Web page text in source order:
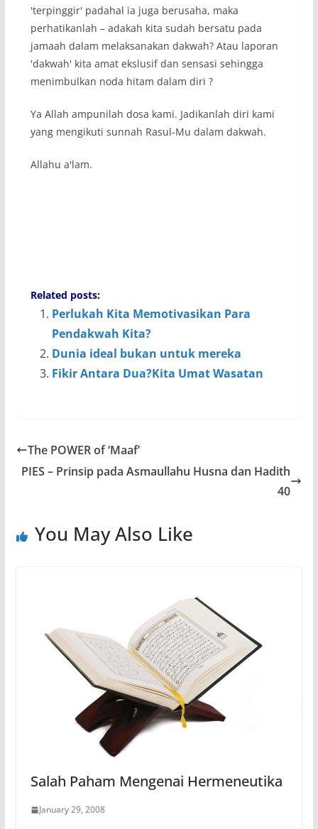
'terpinggir' padahal ia juga berusaha, maka
perhatikanlah – adakah kita sudah bersatu pada
jamaah dalam melaksanakan dakwah? Atau laporan
'dakwah' kita amat ekslusif dan sensasi sehingga
menimbulkan noda hitam dalam diri ?
Ya Allah ampunilah dosa kami. Jadikanlah diri kami
yang mengikuti sunnah Rasul-Mu dalam dakwah.
Allahu a'lam.
Related posts:
Perlukah Kita Memotivasikan Para
Pendakwah Kita?
Dunia ideal bukan untuk mereka
Fikir Antara Dua?Kita Umat Wasatan
The POWER of ‘Maaf’
PIES – Prinsip pada Asmaullahu Husna dan Hadith
40
You May Also Like
Salah Paham Mengenai Hermeneutika
January 29, 2008